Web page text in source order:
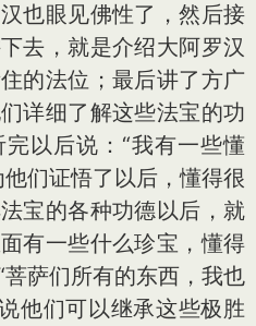
也眼见佛性了，然后接
去，就是介绍大阿罗汉
的法位；最后讲了方广
详细了解这些法宝的功
以后说：“我有一些懂
们证悟了以后，懂得很
宝的各种功德以后，就
有一些什么珍宝，懂得
萨们所有的东西，我也
他们可以继承这些极胜